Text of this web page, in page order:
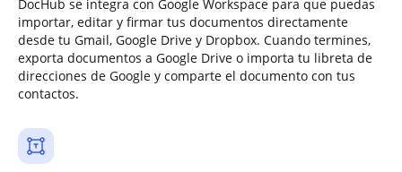
DocHub se integra con Google Workspace para que puedas
importar, editar y firmar tus documentos directamente
desde tu Gmail, Google Drive y Dropbox. Cuando termines,
exporta documentos a Google Drive o importa tu libreta de
direcciones de Google y comparte el documento con tus
contactos.